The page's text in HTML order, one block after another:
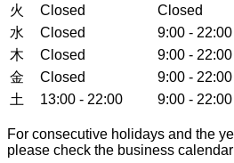
火
Closed
Closed
水
Closed
9:00 - 22:00
木
Closed
9:00 - 22:00
金
Closed
9:00 - 22:00
土
13:00 - 22:00 9:00 - 22:00
For consecutive holidays and the
please check the business